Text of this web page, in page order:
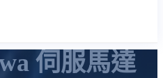
伺服馬達